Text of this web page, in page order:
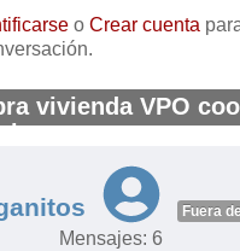
o Crear cuenta
vivienda VPO
seguro
Fuera
Mensajes: 6